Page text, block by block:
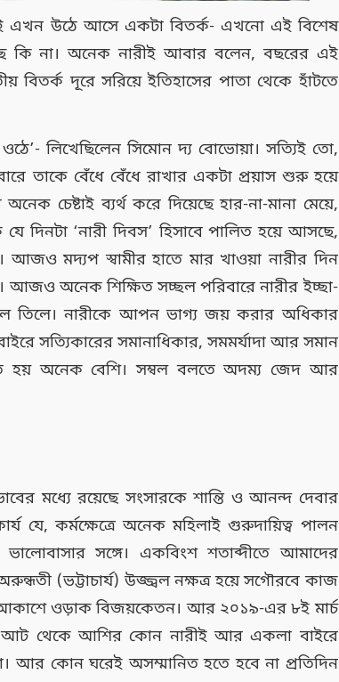
এখন উঠে আসে একটা বিতর্ক- এখনো এই বিশেষ
কি না। অনেক নারীই আবার বলেন, বছরের এই
দূরে সরিয়ে ইতিহাসের পাতা থেকে হাঁটতে
লিখেছিলেন সিমোন দ্য বোভোয়া। সত্যিই তো,
তাকে বেঁধে বেঁধে রাখার একটা প্রয়াস শুরু হয়ে
চেষ্টাই ব্যর্থ করে দিয়েছে হার-না-মানা মেয়ে,
দিনটা ‘নারী দিবস’ হিসাবে পালিত হয়ে আসছে,
মদ্যপ স্বামীর হাতে মার খাওয়া নারীর দিন
আজও অনেক শিক্ষিত সচ্ছল পরিবারে নারীর ইচ্ছা-
তিলে। নারীকে আপন ভাগ্য জয় করার অধিকার
সত্যিকারের সমানাধিকার, সমমর্যাদা আর সমান
হয় অনেক বেশি। সম্বল বলতে অদম্য জেদ আর
মধ্যে রয়েছে সংসারকে শান্তি ও আনন্দ দেবার
যে, কর্মক্ষেত্রে অনেক মহিলাই গুরুদায়িত্ব পালন
সঙ্গে। একবিংশ শতাব্দীতে আমাদের
(ভট্টাচার্য) উজ্জ্বল নক্ষত্র হয়ে সগৌরবে কাজ
ওড়াক বিজয়কেতন। আর ২০১৯-এর ৮ই মার্চ
থেকে আশির কোন নারীই আর একলা বাইরে
আর কোন ঘরেই অসম্মানিত হতে হবে না প্রতিদিন